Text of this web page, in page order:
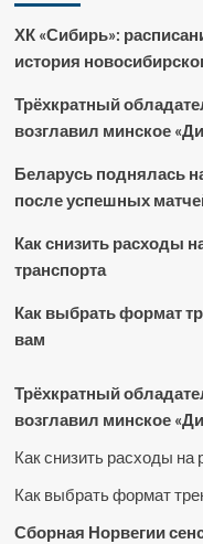
ХК «Сибирь»:
история
Трёхкратный
возглавил минское
Беларусь поднялась
после успешных
Как снизить расходы
транспорта
Как выбрать формат
вам
Трёхкратный
возглавил минское
Как снизить расходы на
Как выбрать формат
Сборная Норвегии